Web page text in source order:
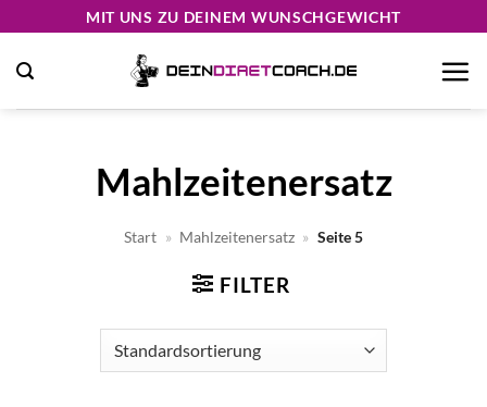
springen
MIT UNS ZU DEINEM WUNSCHGEWICHT
Mahlzeitenersatz
Start » Mahlzeitenersatz » Seite 5
FILTER